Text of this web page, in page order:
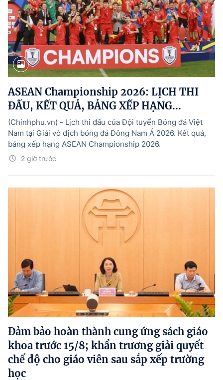
ASEAN Championship 2026: LỊCH THI
ĐẤU, KẾT QUẢ, BẢNG XẾP HẠNG...
2 giờ trước
(Chinhphu.vn) - Lịch thi đấu của Đội tuyển Bóng đá Việt
Nam tại Giải vô địch bóng đá Đông Nam Á 2026. Kết quả,
bảng xếp hạng ASEAN Championship 2026.
Đảm bảo hoàn thành cung ứng sách giáo
khoa trước 15/8; khẩn trương giải quyết
chế độ cho giáo viên sau sắp xếp trường
học